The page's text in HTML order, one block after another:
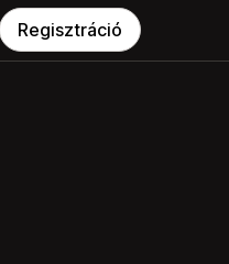
Regisztráció